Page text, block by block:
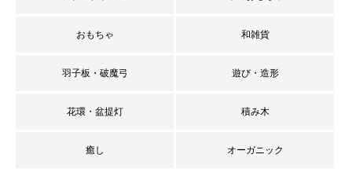
おもちゃ 和雑貨
羽子板・破魔弓 遊び・造形
花環・盆提灯 積み木
癒し オーガニック